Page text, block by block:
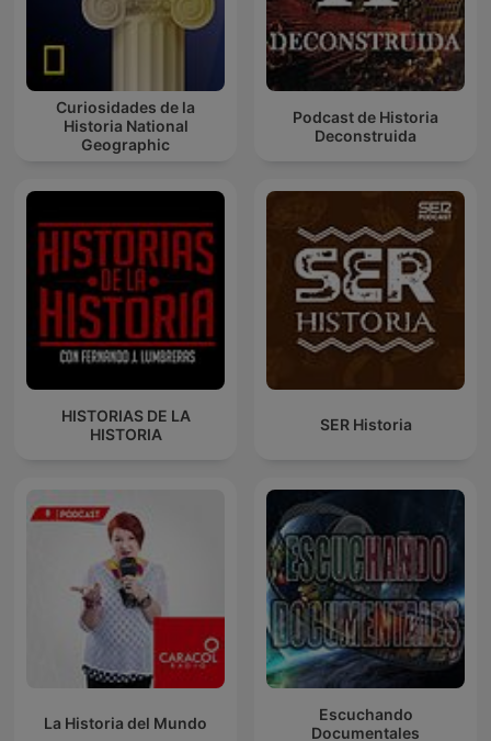
Curiosidades de la
Historia National
Geographic
Podcast de Historia
Deconstruida
HISTORIAS DE LA
HISTORIA
SER Historia
La Historia del Mundo
Escuchando
Documentales